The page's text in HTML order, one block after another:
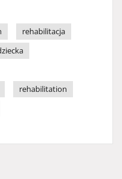
rehabilitacja
rehabilitation